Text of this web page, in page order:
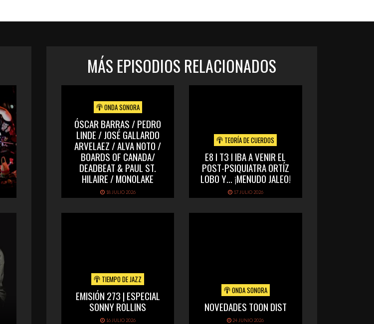
MÁS EPISODIOS RELACIONADOS
ONDA SONORA
ÓSCAR BARRAS / PEDRO
LINDE / JOSÉ GALLARDO
ARVELAEZ / ALVA NOTO /
BOARDS OF CANADA/
DEADBEAT & PAUL ST.
HILAIRE / MONOLAKE
18 JULIO 2026
TEORÍA DE CUERDOS
E8 I T3 I IBA A VENIR EL
POST-PSIQUIATRA ORTÍZ
LOBO Y… ¡MENUDO JALEO!
17 JULIO 2026
TIEMPO DE JAZZ
EMISIÓN 273 | ESPECIAL
SONNY ROLLINS
16 JULIO 2026
ONDA SONORA
NOVEDADES TOON DIST
24 JUNIO 2026